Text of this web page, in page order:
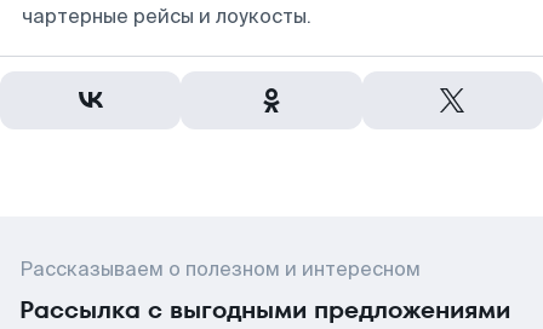
чартерные рейсы и лоукосты.
Рассказываем о полезном и интересном
Рассылка с выгодными предложениями